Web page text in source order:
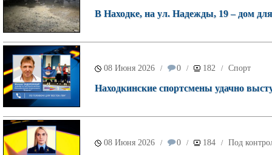
В Находке, на ул. Надежды, 19 – дом для
08 Июня 2026 / 0 / 182 / Спорт
Находкинские спортсмены удачно
08 Июня 2026 / 0 / 184 / Под